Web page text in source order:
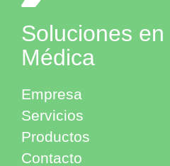
Soluciones
Médica
Empresa
Servicios
Productos
Contacto